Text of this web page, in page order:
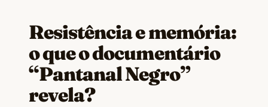
Resistência e memória:
o que o documentário
“Pantanal Negro”
revela?